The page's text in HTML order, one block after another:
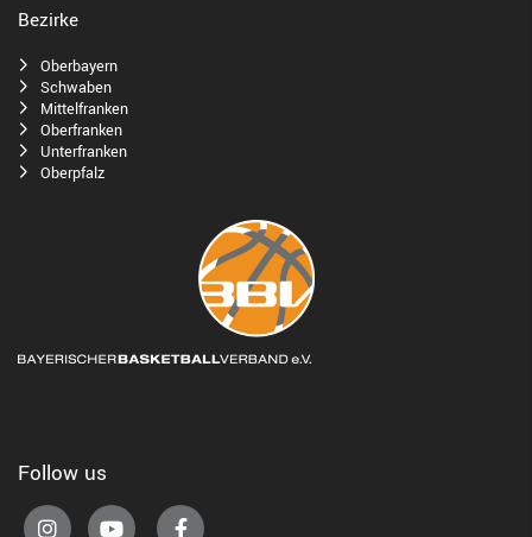
Bezirke
Oberbayern
Schwaben
Mittelfranken
Oberfranken
Unterfranken
Oberpfalz
Follow us